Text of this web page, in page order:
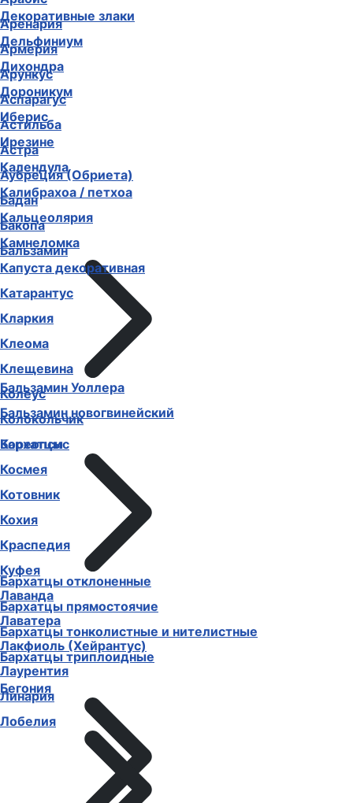
Аренария
Армерия
Арункус
Аспарагус
Астильба
Астра
Аубреция (Обриета)
Бадан
Бакопа
Бальзамин
Бальзамин Уоллера
Бальзамин новогвинейский
Бархатцы
Бархатцы отклоненные
Бархатцы прямостоячие
Бархатцы тонколистные и нителистные
Бархатцы триплоидные
Бегония
Декоративные злаки
Дельфиниум
Дихондра
Дороникум
Иберис
Ирезине
Календула
Калибрахоа / петхоа
Кальцеолярия
Камнеломка
Капуста декоративная
Катарантус
Кларкия
Клеома
Клещевина
Колеус
Колокольчик
Кореопсис
Космея
Котовник
Кохия
Краспедия
Куфея
Лаванда
Лаватера
Лакфиоль (Хейрантус)
Лаурентия
Линария
Лобелия